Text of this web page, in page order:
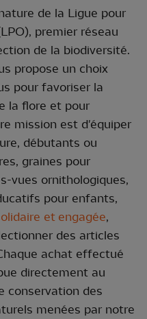
de la Ligue pour
premier réseau
de la biodiversité.
propose un choix
pour favoriser la
la flore et pour
mission est d'équiper
débutants ou
graines pour
vues ornithologiques,
pour enfants,
et engagée,
des articles
achat effectué
directement au
conservation des
menées par notre